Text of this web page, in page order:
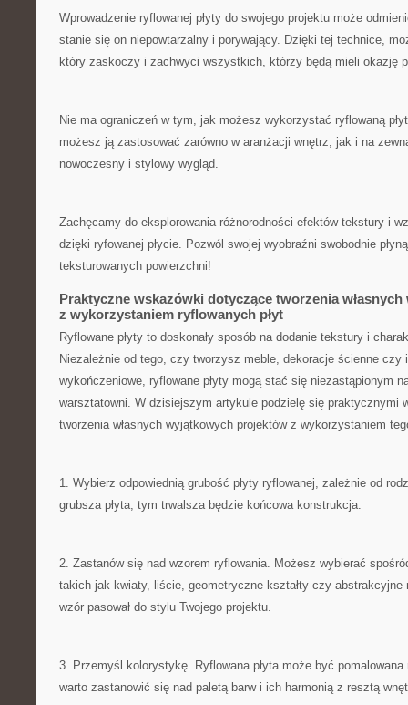
Wprowadzenie ryflowanej ‌płyty do swojego projektu może
stanie się on niepowtarzalny i porywający. Dzięki ‌tej technice,
który zaskoczy ‌i zachwyci wszystkich, którzy‍ będą mieli okazję
Nie ma ograniczeń ⁤w tym, ‌jak możesz wykorzystać⁤ ryflowaną
możesz ją zastosować​ zarówno ⁢w⁣ aranżacji wnętrz, jak i na
⁤nowoczesny i stylowy⁤ wygląd.
Zachęcamy do eksplorowania różnorodności efektów tekstury⁣ i
dzięki ryfowanej płycie. Pozwól⁣ swojej‍ wyobraźni swobodnie
teksturowanych powierzchni!
Praktyczne wskazówki dotyczące‌ tworzenia
‍z wykorzystaniem ryflowanych płyt
Ryflowane ​płyty to doskonały‍ sposób ‌na dodanie tekstury i
Niezależnie od tego, czy tworzysz meble, ⁣dekoracje ścienne czy
wykończeniowe, ryflowane płyty mogą ‍stać się⁢ niezastąpionym
warsztatowni.⁤ W dzisiejszym artykule podzielę się praktycznymi
‌tworzenia własnych‍ wyjątkowych⁣ projektów z wykorzystaniem
1. Wybierz odpowiednią grubość⁤ płyty ryflowanej, zależnie od
‌grubsza płyta, tym trwalsza będzie końcowa⁢ konstrukcja.
2. Zastanów się nad‌ wzorem ryflowania. Możesz wybierać
takich‍ jak kwiaty, liście, geometryczne kształty czy⁤ abstrakcyjne
wzór pasował​ do stylu Twojego projektu.
3. Przemyśl kolorystykę. Ryflowana płyta może być⁣ pomalowana
warto zastanowić‍ się nad paletą barw i ich harmonią z resztą